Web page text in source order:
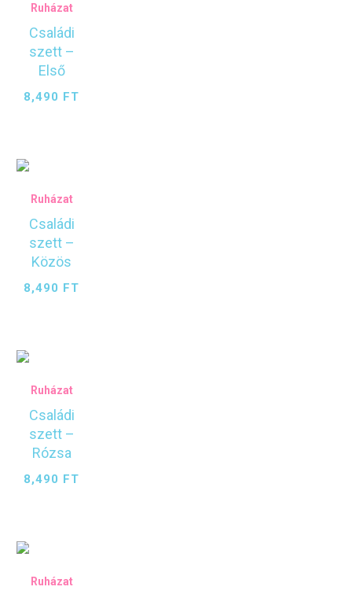
Ruházat
Családi
szett –
Első
8,490 FT
Ruházat
Családi
szett –
Közös
8,490 FT
Ruházat
Családi
szett –
Rózsa
8,490 FT
Ruházat